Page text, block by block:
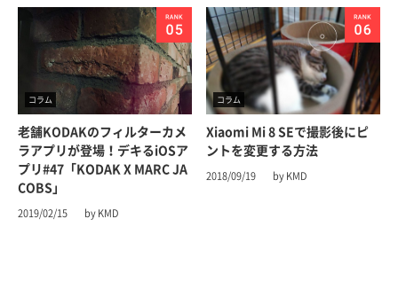
コラム
老舗KODAKのフィルターカメ
ラアプリが登場！デキるiOSア
プリ#47「KODAK X MARC JA
COBS」
2019/02/15 by KMD
コラム
Xiaomi Mi 8 SEで撮影後にピ
ントを変更する方法
2018/09/19 by KMD